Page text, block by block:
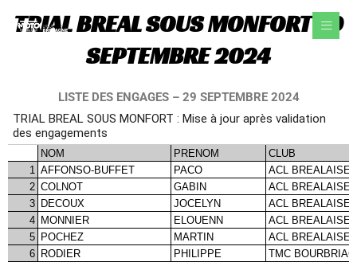
TRIAL BREAL SOUS MONFORT 29
SEPTEMBRE 2024
LISTE DES ENGAGES – 29 SEPTEMBRE 2024